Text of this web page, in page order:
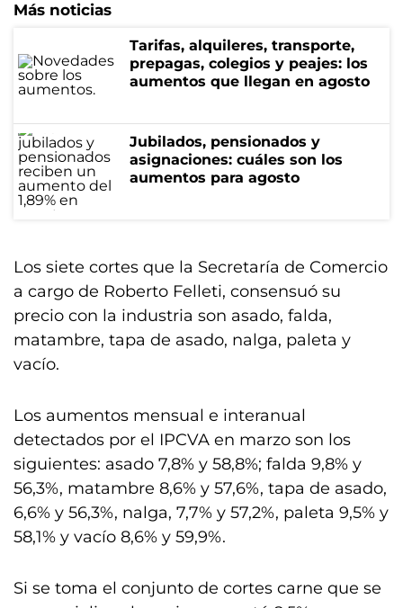
Más noticias
Tarifas, alquileres, transporte,
prepagas, colegios y peajes: los
aumentos que llegan en agosto
Jubilados, pensionados y
asignaciones: cuáles son los
aumentos para agosto
Los siete cortes que la Secretaría de Comercio
a cargo de Roberto Felleti, consensuó su
precio con la industria son asado, falda,
matambre, tapa de asado, nalga, paleta y
vacío.
Los aumentos mensual e interanual
detectados por el IPCVA en marzo son los
siguientes: asado 7,8% y 58,8%; falda 9,8% y
56,3%, matambre 8,6% y 57,6%, tapa de asado,
6,6% y 56,3%, nalga, 7,7% y 57,2%, paleta 9,5% y
58,1% y vacío 8,6% y 59,9%.
Si se toma el conjunto de cortes carne que se